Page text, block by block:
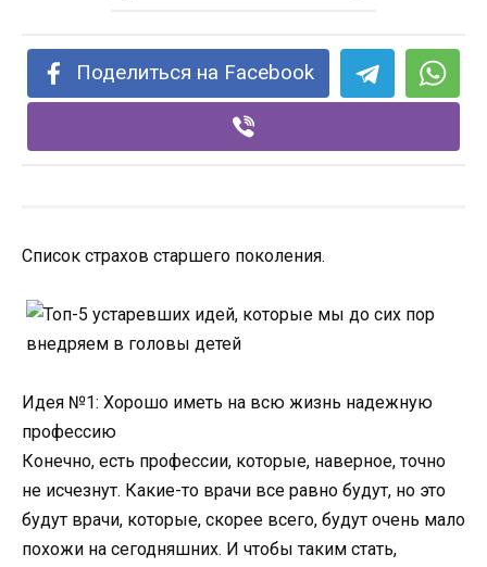
Поделиться на Facebook
Список страхов старшего поколения.
Идея №1: Хорошо иметь на всю жизнь надежную
профессию
Конечно, есть профессии, которые, наверное, точно
не исчезнут. Какие-то врачи все равно будут, но это
будут врачи, которые, скорее всего, будут очень мало
похожи на сегодняшних. И чтобы таким стать,